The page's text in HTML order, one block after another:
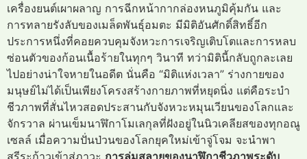
เครื่องยนต์เผาผลาญ การฉีกหน้ากากล่องหนภูมิคุ้มกัน และ
การทลายรังลับของเมล็ดพันธุ์อมตะ มีมิติอันศักดิ์สิทธิ์อีก
ประการหนึ่งที่คอยควบคุมจังหวะการเจริญเติบโตและการหลบ
ซ่อนตัวของก้อนเนื้อร้ายในทุกๆ วินาที ทว่ามิตินี้กลับถูกละเลย
ไปอย่างน่าใจหายในอดีต นั่นคือ “มิติแห่งเวลา” ร่างกายของ
มนุษย์ไม่ได้เป็นเพียงโครงสร้างกายภาพที่หยุดนิ่ง แต่คือระบำ
ชีวภาพที่สั่นไหวสอดประสานกับจังหวะหมุนเวียนของโลกและ
จักรวาล ผ่านเข็มนาฬิกาโมเลกุลที่ฝังอยู่ในนิวเคลียสของทุกอณู
เซลล์ เมื่อความปั่นป่วนของโลกยุคใหม่เข้าจู่โจม จะนำพา
สรีระก้าวเข้าสู่ภาวะ การล่มสลายของนาฬิกาชีวภาพระดับ